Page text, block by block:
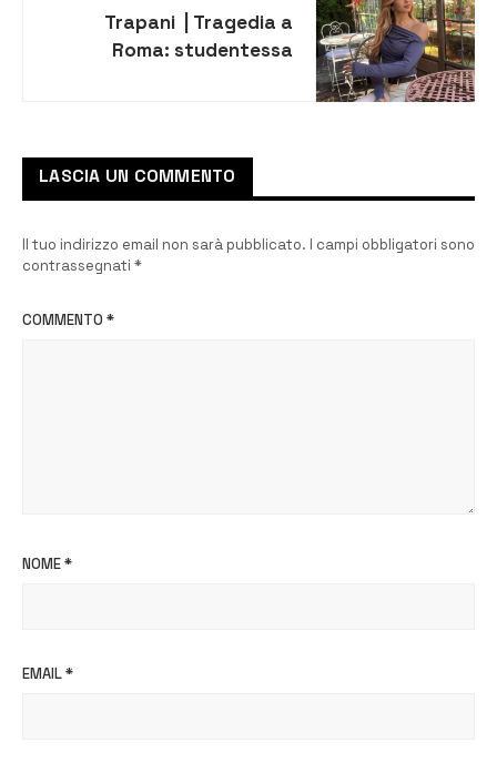
Trapani | Tragedia a
Roma: studentessa
LASCIA UN COMMENTO
Il tuo indirizzo email non sarà pubblicato. I campi obbligatori sono
contrassegnati *
COMMENTO *
NOME*
EMAIL*